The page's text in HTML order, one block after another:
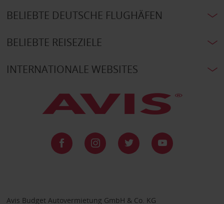
BELIEBTE DEUTSCHE FLUGHÄFEN
BELIEBTE REISEZIELE
INTERNATIONALE WEBSITES
Avis Budget Autovermietung GmbH & Co. KG